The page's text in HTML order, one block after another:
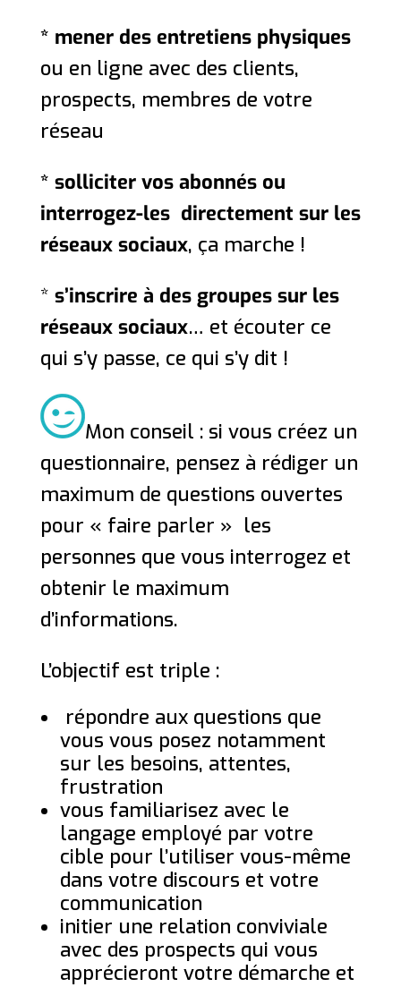
* mener des entretiens physiques
ou en ligne avec des clients,
prospects, membres de votre
réseau
* solliciter vos abonnés ou
interrogez-les directement sur les
réseaux sociaux, ça marche !
* s’inscrire à des groupes sur les
réseaux sociaux… et écouter ce
qui s’y passe, ce qui s’y dit !
Mon conseil : si vous créez un
questionnaire, pensez à rédiger un
maximum de questions ouvertes
pour « faire parler » les
personnes que vous interrogez et
obtenir le maximum
d’informations.
L’objectif est triple :
répondre aux questions que
vous vous posez notamment
sur les besoins, attentes,
frustration
vous familiarisez avec le
langage employé par votre
cible pour l’utiliser vous-même
dans votre discours et votre
communication
initier une relation conviviale
avec des prospects qui vous
apprécieront votre démarche et